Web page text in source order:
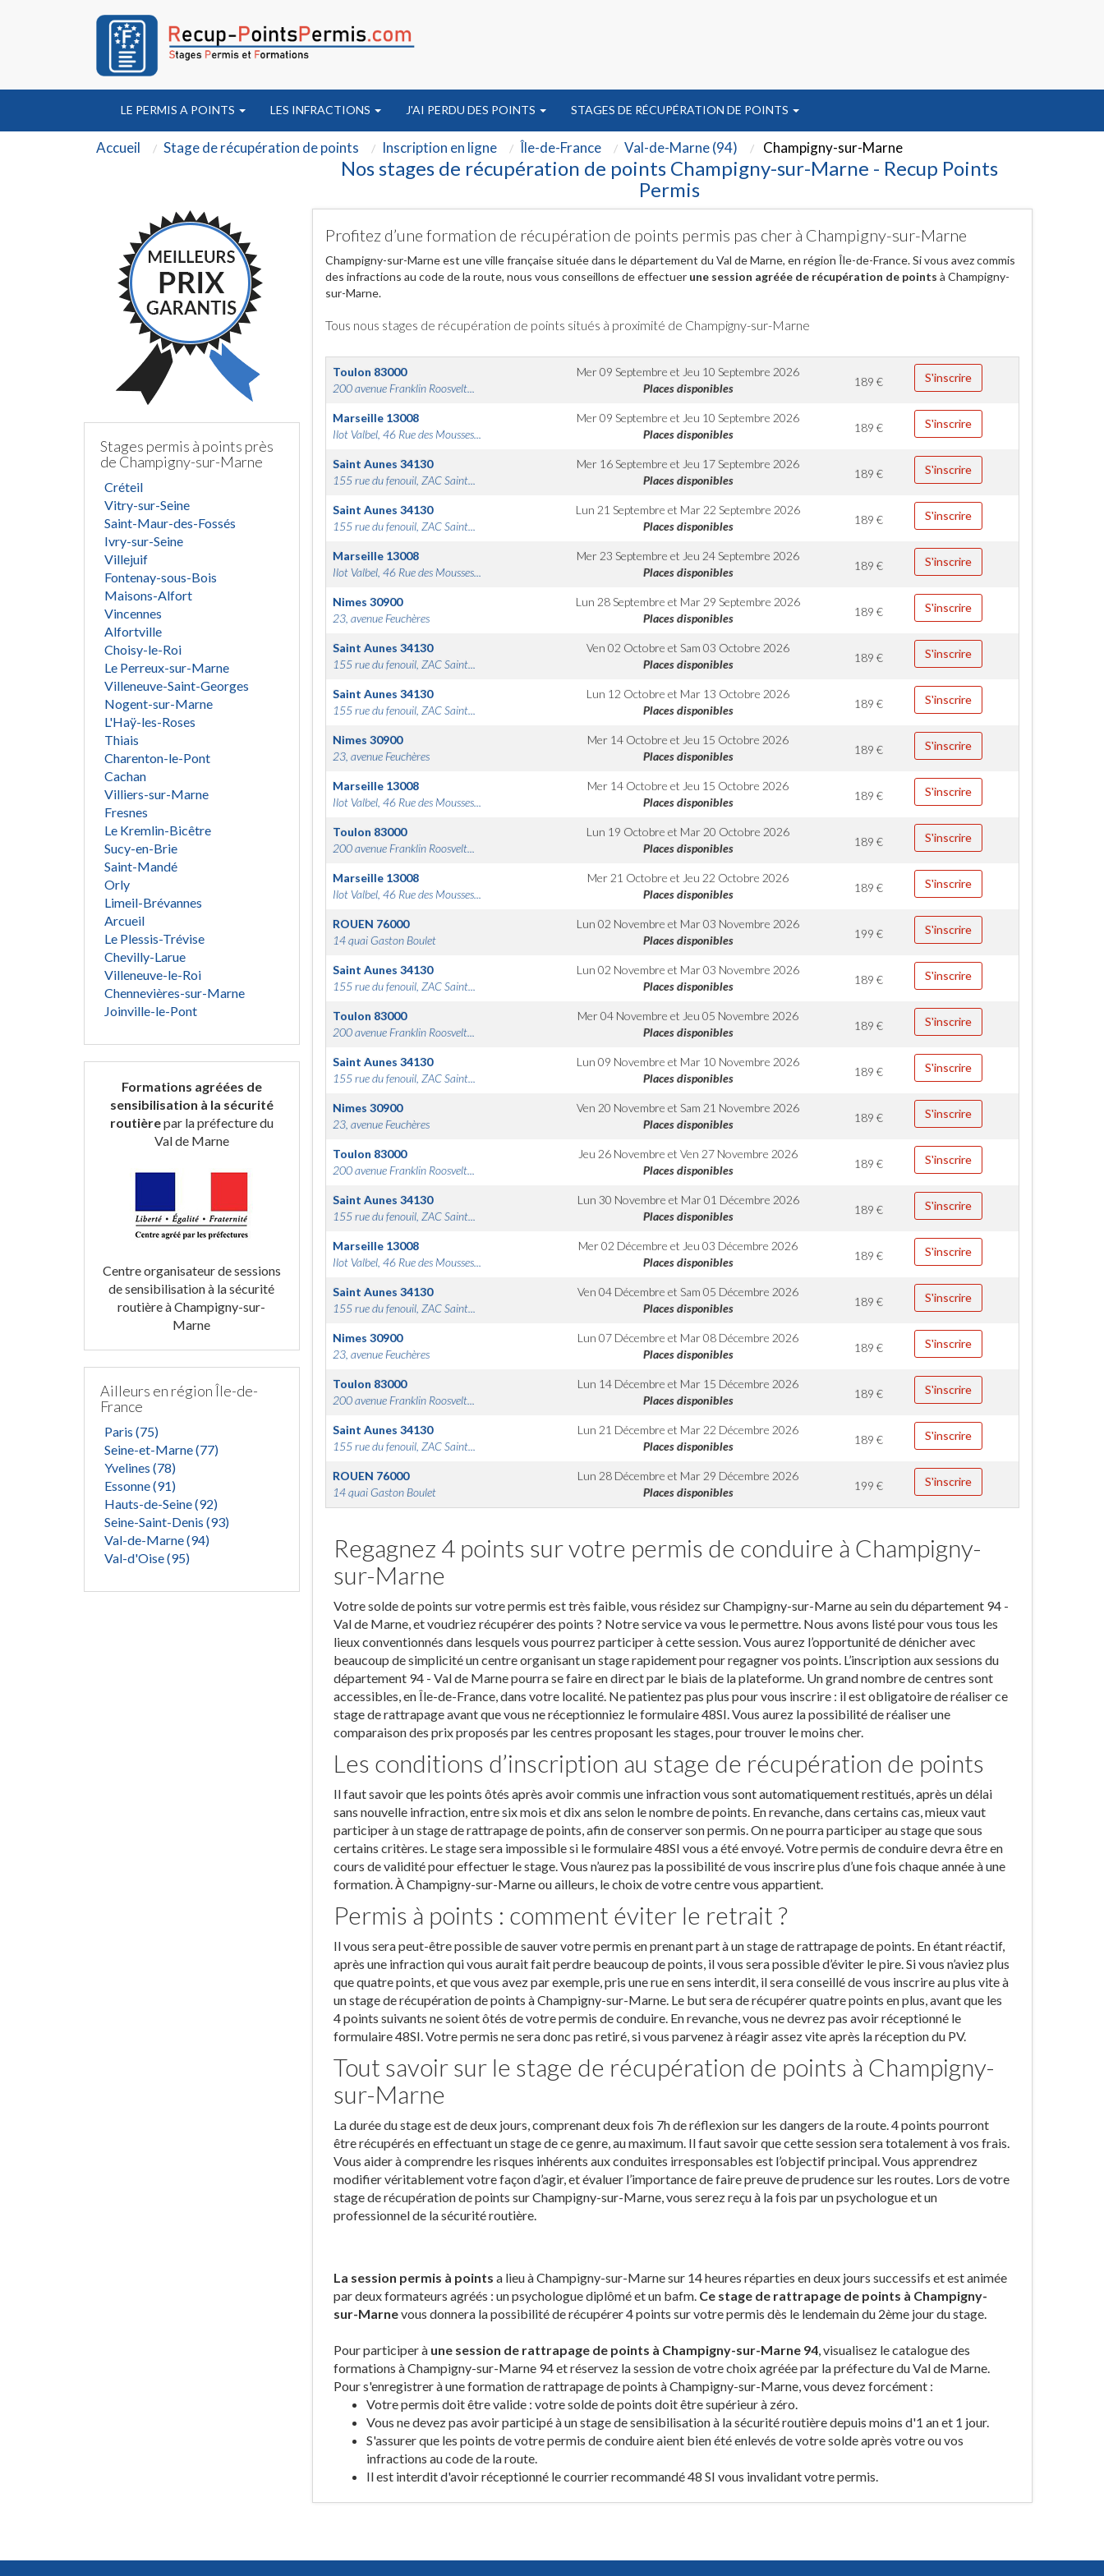
LE PERMIS A POINTS LES INFRACTIONS J'AI PERDU DES POINTS STAGES DE RÉCUPÉRATION DE POINTS
Accueil Stage de récupération de points Inscription en ligne Île-de-France Val-de-Marne (94) Champigny-sur-Marne
Nos stages de récupération de points Champigny-sur-Marne - Recup Points
Permis
Stages permis à points près
de Champigny-sur-Marne
Créteil
Vitry-sur-Seine
Saint-Maur-des-Fossés
Ivry-sur-Seine
Villejuif
Fontenay-sous-Bois
Maisons-Alfort
Vincennes
Alfortville
Choisy-le-Roi
Le Perreux-sur-Marne
Villeneuve-Saint-Georges
Nogent-sur-Marne
L'Haÿ-les-Roses
Thiais
Charenton-le-Pont
Cachan
Villiers-sur-Marne
Fresnes
Le Kremlin-Bicêtre
Sucy-en-Brie
Saint-Mandé
Orly
Limeil-Brévannes
Arcueil
Le Plessis-Trévise
Chevilly-Larue
Villeneuve-le-Roi
Chennevières-sur-Marne
Joinville-le-Pont
Formations agréées de
sensibilisation à la sécurité
routièrepar la préfecture du
Val de Marne
Centre organisateur de sessions
de sensibilisation à la sécurité
routière à Champigny-sur-
Marne
Ailleurs en région Île-de-
France
Paris (75)
Seine-et-Marne (77)
Yvelines (78)
Essonne (91)
Hauts-de-Seine (92)
Seine-Saint-Denis (93)
Val-de-Marne (94)
Val-d'Oise (95)
Profitez d’une formation de récupération de points permis pas cher à Champigny-sur-Marne
Champigny-sur-Marne est une ville française située dans le département du Val de Marne, en région Île-de-France. Si vous avez commis
des infractions au code de la route, nous vous conseillons de effectuer une session agréée de récupération de points à Champigny-
sur-Marne.
Tous nous stages de récupération de points situés à proximité de Champigny-sur-Marne
Toulon 83000
200 avenue Franklin Roosvelt...
Mer 09 Septembre et Jeu 10 Septembre 2026
Places disponibles
189€ S'inscrire
Marseille 13008
Ilot Valbel, 46 Rue des Mousses...
Mer 09 Septembre et Jeu 10 Septembre 2026
Places disponibles
189€ S'inscrire
Saint Aunes 34130
155 rue du fenouil, ZAC Saint...
Mer 16 Septembre et Jeu 17 Septembre 2026
Places disponibles
189€ S'inscrire
Saint Aunes 34130
155 rue du fenouil, ZAC Saint...
Lun 21 Septembre et Mar 22 Septembre 2026
Places disponibles
189€ S'inscrire
Marseille 13008
Ilot Valbel, 46 Rue des Mousses...
Mer 23 Septembre et Jeu 24 Septembre 2026
Places disponibles
189€ S'inscrire
Nimes 30900
23, avenue Feuchères
Lun 28 Septembre et Mar 29 Septembre 2026
Places disponibles
189€ S'inscrire
Saint Aunes 34130
155 rue du fenouil, ZAC Saint...
Ven 02 Octobre etSam 03 Octobre 2026
Places disponibles
189€ S'inscrire
Saint Aunes 34130
155 rue du fenouil, ZAC Saint...
Lun 12 Octobre et Mar 13 Octobre 2026
Places disponibles
189€ S'inscrire
Nimes 30900
23, avenue Feuchères
Mer 14 Octobre et Jeu 15 Octobre 2026
Places disponibles
189€ S'inscrire
Marseille 13008
Ilot Valbel, 46 Rue des Mousses...
Mer 14 Octobre et Jeu 15 Octobre 2026
Places disponibles
189€ S'inscrire
Toulon 83000
200 avenue Franklin Roosvelt...
Lun 19 Octobre et Mar 20 Octobre 2026
Places disponibles
189€ S'inscrire
Marseille 13008
Ilot Valbel, 46 Rue des Mousses...
Mer 21 Octobre et Jeu 22 Octobre 2026
Places disponibles
189€ S'inscrire
ROUEN 76000
14 quai Gaston Boulet
Lun 02 Novembre et Mar 03 Novembre 2026
Places disponibles
199€ S'inscrire
Saint Aunes 34130
155 rue du fenouil, ZAC Saint...
Lun 02 Novembre et Mar 03 Novembre 2026
Places disponibles
189€ S'inscrire
Toulon 83000
200 avenue Franklin Roosvelt...
Mer 04 Novembre et Jeu 05 Novembre 2026
Places disponibles
189€ S'inscrire
Saint Aunes 34130
155 rue du fenouil, ZAC Saint...
Lun 09 Novembre et Mar 10 Novembre 2026
Places disponibles
189€ S'inscrire
Nimes 30900
23, avenue Feuchères
Ven 20 Novembre etSam 21 Novembre 2026
Places disponibles
189€ S'inscrire
Toulon 83000
200 avenue Franklin Roosvelt...
Jeu 26 Novembre etVen 27 Novembre 2026
Places disponibles
189€ S'inscrire
Saint Aunes 34130
155 rue du fenouil, ZAC Saint...
Lun 30 Novembre et Mar 01 Décembre 2026
Places disponibles
189€ S'inscrire
Marseille 13008
Ilot Valbel, 46 Rue des Mousses...
Mer 02 Décembre et Jeu 03 Décembre 2026
Places disponibles
189€ S'inscrire
Saint Aunes 34130
155 rue du fenouil, ZAC Saint...
Ven 04 Décembre etSam 05 Décembre 2026
Places disponibles
189€ S'inscrire
Nimes 30900
23, avenue Feuchères
Lun 07 Décembre et Mar 08 Décembre 2026
Places disponibles
189€ S'inscrire
Toulon 83000
200 avenue Franklin Roosvelt...
Lun 14 Décembre et Mar 15 Décembre 2026
Places disponibles
189€ S'inscrire
Saint Aunes 34130
155 rue du fenouil, ZAC Saint...
Lun 21 Décembre et Mar 22 Décembre 2026
Places disponibles
189€ S'inscrire
ROUEN 76000
14 quai Gaston Boulet
Lun 28 Décembre et Mar 29 Décembre 2026
Places disponibles
199€ S'inscrire
Regagnez 4 points sur votre permis de conduire à Champigny-
sur-Marne
Votre solde de points sur votre permis est très faible, vous résidez sur Champigny-sur-Marne au sein du département 94 -
Val de Marne, et voudriez récupérer des points ? Notre service va vous le permettre. Nous avons listé pour vous tous les
lieux conventionnés dans lesquels vous pourrez participer à cette session. Vous aurez l’opportunité de dénicher avec
beaucoup de simplicité un centre organisant un stage rapidement pour regagner vos points. L’inscription aux sessions du
département 94 - Val de Marne pourra se faire en direct par le biais de la plateforme. Un grand nombre de centres sont
accessibles, en Île-de-France, dans votre localité. Ne patientez pas plus pour vous inscrire : il est obligatoire de réaliser ce
stage de rattrapage avant que vous ne réceptionniez le formulaire 48SI. Vous aurez la possibilité de réaliser une
comparaison des prix proposés par les centres proposant les stages, pour trouver le moins cher.
Les conditions d’inscription au stage de récupération de points
Il faut savoir que les points ôtés après avoir commis une infraction vous sont automatiquement restitués, après un délai
sans nouvelle infraction, entre six mois et dix ans selon le nombre de points. En revanche, dans certains cas, mieux vaut
participer à un stage de rattrapage de points, afin de conserver son permis. On ne pourra participer au stage que sous
certains critères. Le stage sera impossible si le formulaire 48SI vous a été envoyé. Votre permis de conduire devra être en
cours de validité pour effectuer le stage. Vous n’aurez pas la possibilité de vous inscrire plus d’une fois chaque année à une
formation. À Champigny-sur-Marne ou ailleurs, le choix de votre centre vous appartient.
Permis à points : comment éviter le retrait ?
Il vous sera peut-être possible de sauver votre permis en prenant part à un stage de rattrapage de points. En étant réactif,
après une infraction qui vous aurait fait perdre beaucoup de points, il vous sera possible d’éviter le pire. Si vous n’aviez plus
que quatre points, et que vous avez par exemple, pris une rue en sens interdit, il sera conseillé de vous inscrire au plus vite à
un stage de récupération de points à Champigny-sur-Marne. Le but sera de récupérer quatre points en plus, avant que les
4 points suivants ne soient ôtés de votre permis de conduire. En revanche, vous ne devrez pas avoir réceptionné le
formulaire 48SI. Votre permis ne sera donc pas retiré, si vous parvenez à réagir assez vite après la réception du PV.
Tout savoir sur le stage de récupération de points à Champigny-
sur-Marne
La durée du stage est de deux jours, comprenant deux fois 7h de réflexion sur les dangers de la route. 4 points pourront
être récupérés en effectuant un stage de ce genre, au maximum. Il faut savoir que cette session sera totalement à vos frais.
Vous aider à comprendre les risques inhérents aux conduites irresponsables est l’objectif principal. Vous apprendrez
modifier véritablement votre façon d’agir, et évaluer l’importance de faire preuve de prudence sur les routes. Lors de votre
stage de récupération de points sur Champigny-sur-Marne, vous serez reçu à la fois par un psychologue et un
professionnel de la sécurité routière.
La session permis à points a lieu à Champigny-sur-Marne sur 14 heures réparties en deux jours successifs et est animée
par deux formateurs agréés : un psychologue diplômé et un bafm. Ce stage de rattrapage de points à Champigny-
sur-Marnevous donnera la possibilité de récupérer 4 points sur votre permis dès le lendemain du 2ème jour du stage.
Pour participer à une session de rattrapage de points à Champigny-sur-Marne 94, visualisez le catalogue des
formations à Champigny-sur-Marne 94 et réservez la session de votre choix agréée par la préfecture du Val de Marne.
Pour s'enregistrer à une formation de rattrapage de points à Champigny-sur-Marne, vous devez forcément :
Votre permis doit être valide : votre solde de points doit être supérieur à zéro.
Vous ne devez pas avoir participé à un stage de sensibilisation à la sécurité routière depuis moins d'1 an et 1 jour.
S'assurer que les points de votre permis de conduire aient bien été enlevés de votre solde après votre ou vos
infractions au code de la route.
Il est interdit d'avoir réceptionné le courrier recommandé 48 SI vous invalidant votre permis.